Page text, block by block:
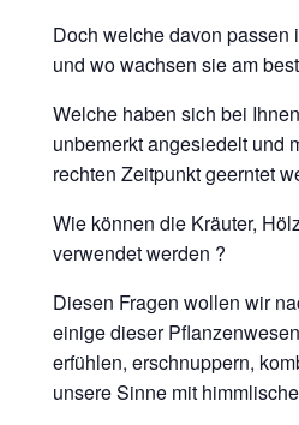
Doch welche davon passen
und wo wachsen sie am
Welche haben sich bei
unbemerkt angesiedelt und
rechten Zeitpunkt geerntet
Wie können die Kräuter,
verwendet werden ?
Diesen Fragen wollen wir
einige dieser
erfühlen, erschnuppern,
unsere Sinne mit